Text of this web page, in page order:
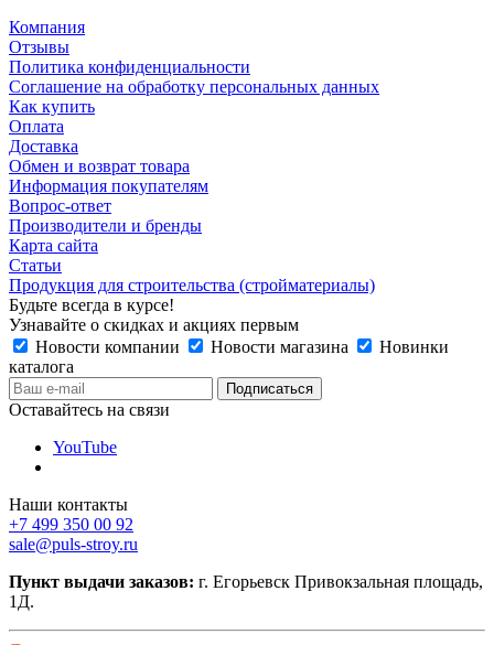
Компания
Отзывы
Политика конфиденциальности
Соглашение на обработку персональных данных
Как купить
Оплата
Доставка
Обмен и возврат товара
Информация покупателям
Вопрос-ответ
Производители и бренды
Карта сайта
Статьи
Продукция для строительства (стройматериалы)
Будьте всегда в курсе!
Узнавайте о скидках и акциях первым
Новости компании
Новости магазина
Новинки
каталога
Оставайтесь на связи
YouTube
Наши контакты
+7 499 350 00 92
sale@puls-stroy.ru
Пункт выдачи заказов: г. Егорьевск Привокзальная площадь,
1Д.